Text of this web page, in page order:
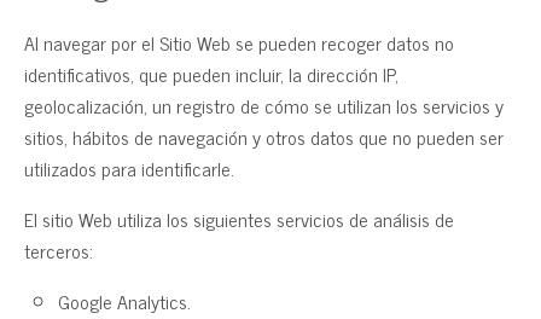
Al navegar por el Sitio Web se pueden recoger datos no
identificativos, que pueden incluir, la dirección IP,
geolocalización, un registro de cómo se utilizan los servicios y
sitios, hábitos de navegación y otros datos que no pueden ser
utilizados para identificarle.
El sitio Web utiliza los siguientes servicios de análisis de
terceros:
Google Analytics.